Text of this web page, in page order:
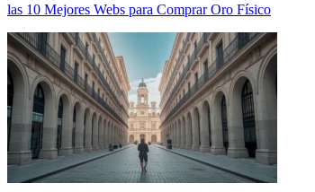
las 10 Mejores Webs para Comprar Oro Físico